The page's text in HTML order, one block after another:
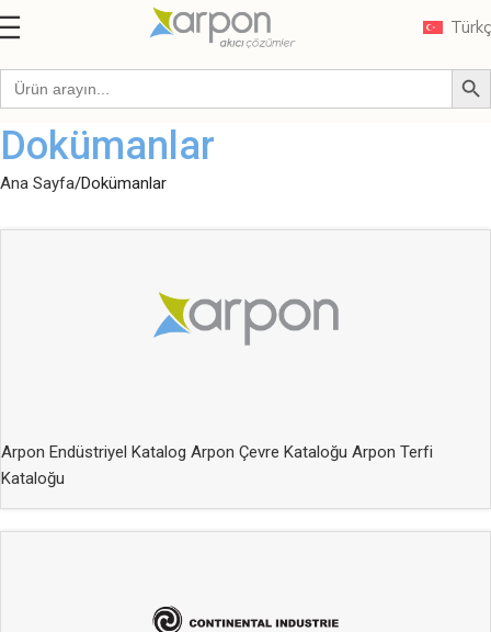
Dokümanlar
Ana Sayfa Dokümanlar
Arpon Endüstriyel Katalog Arpon Çevre Kataloğu Arpon Terfi
Kataloğu